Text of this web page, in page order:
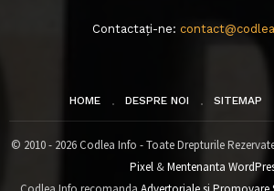
Contactați-ne:
HOME DESPRE NOI SITEMAP
© 2010 - 2026 Codlea Info - Toate Drepturile
Pixel&Mentenanta